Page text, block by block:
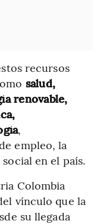
recursos
salud,
renovable,
,
empleo, la
en el país.
Colombia
vínculo que la
su llegada